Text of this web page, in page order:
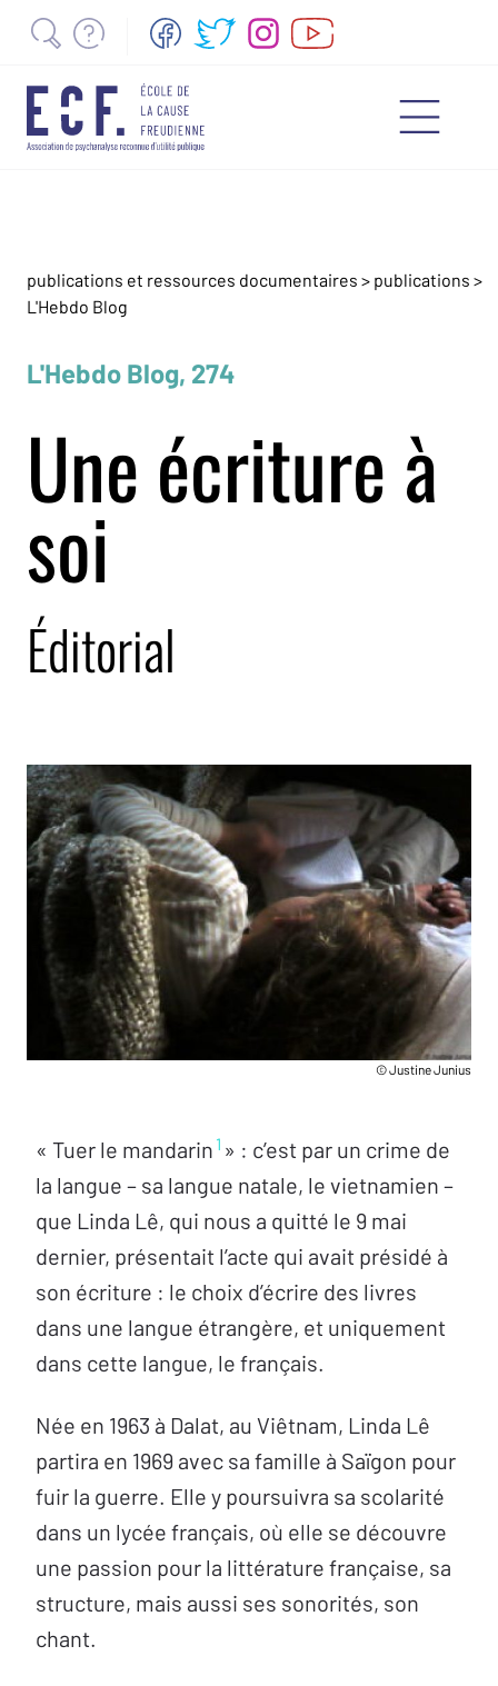
publications et ressources documentaires > publications >
L'Hebdo Blog
L'Hebdo Blog, 274
Une écriture à
soi
Éditorial
© Justine Junius
« Tuer le mandarin 1 » : c’est par un crime de
la langue – sa langue natale, le vietnamien –
que Linda Lê, qui nous a quitté le 9 mai
dernier, présentait l’acte qui avait présidé à
son écriture : le choix d’écrire des livres
dans une langue étrangère, et uniquement
dans cette langue, le français.
Née en 1963 à Dalat, au Viêtnam, Linda Lê
partira en 1969 avec sa famille à Saïgon pour
fuir la guerre. Elle y poursuivra sa scolarité
dans un lycée français, où elle se découvre
une passion pour la littérature française, sa
structure, mais aussi ses sonorités, son
chant.